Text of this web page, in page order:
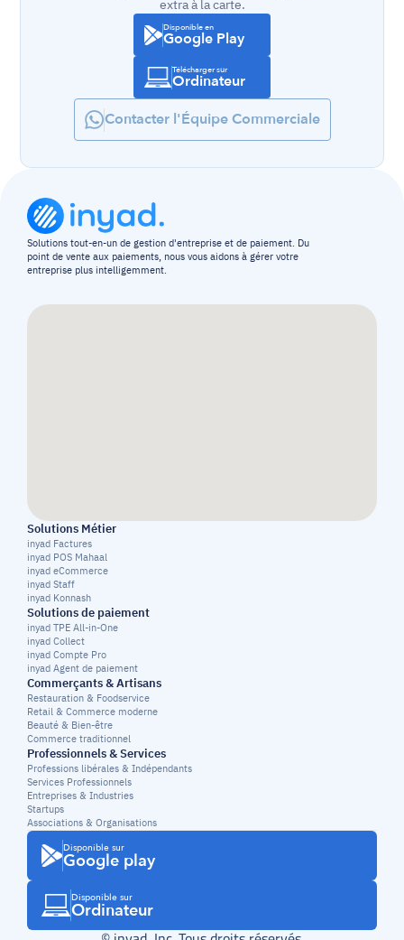
extra à la carte.
Disponible en
Google Play
Télécharger sur
Ordinateur
Contacter l'Équipe Commerciale
Solutions tout-en-un de gestion d'entreprise et de paiement. Du
point de vente aux paiements, nous vous aidons à gérer votre
entreprise plus intelligemment.
Solutions Métier
inyad Factures
inyad POS Mahaal
inyad eCommerce
inyad Staff
inyad Konnash
Solutions de paiement
inyad TPE All-in-One
inyad Collect
inyad Compte Pro
inyad Agent de paiement
Commerçants & Artisans
Restauration & Foodservice
Retail & Commerce moderne
Beauté & Bien-être
Commerce traditionnel
Professionnels & Services
Professions libérales & Indépendants
Services Professionnels
Entreprises & Industries
Startups
Associations & Organisations
Disponible sur
Google play
Disponible sur
Ordinateur